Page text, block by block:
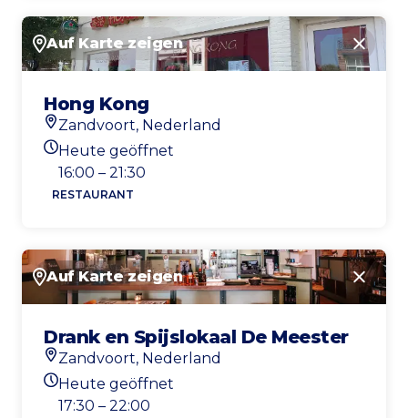
Auf Karte zeigen
Hong Kong
Standort
Zandvoort, Nederland
Heutigen Öffnungszeiten
Heute geöffnet
16:00 – 21:30
RESTAURANT
Auf Karte zeigen
Drank en Spijslokaal De Meester
Standort
Zandvoort, Nederland
Heutigen Öffnungszeiten
Heute geöffnet
17:30 – 22:00